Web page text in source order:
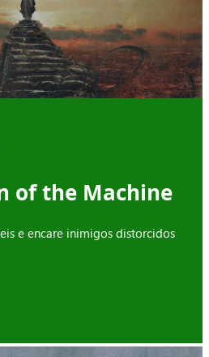
of the Machine
e encare inimigos distorcidos